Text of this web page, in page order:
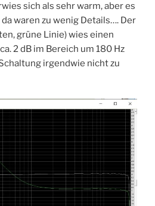
sich als sehr warm, aber es
waren zu wenig Details…. Der
grüne Linie) wies einen
2 dB im Bereich um 180 Hz
irgendwie nicht zu